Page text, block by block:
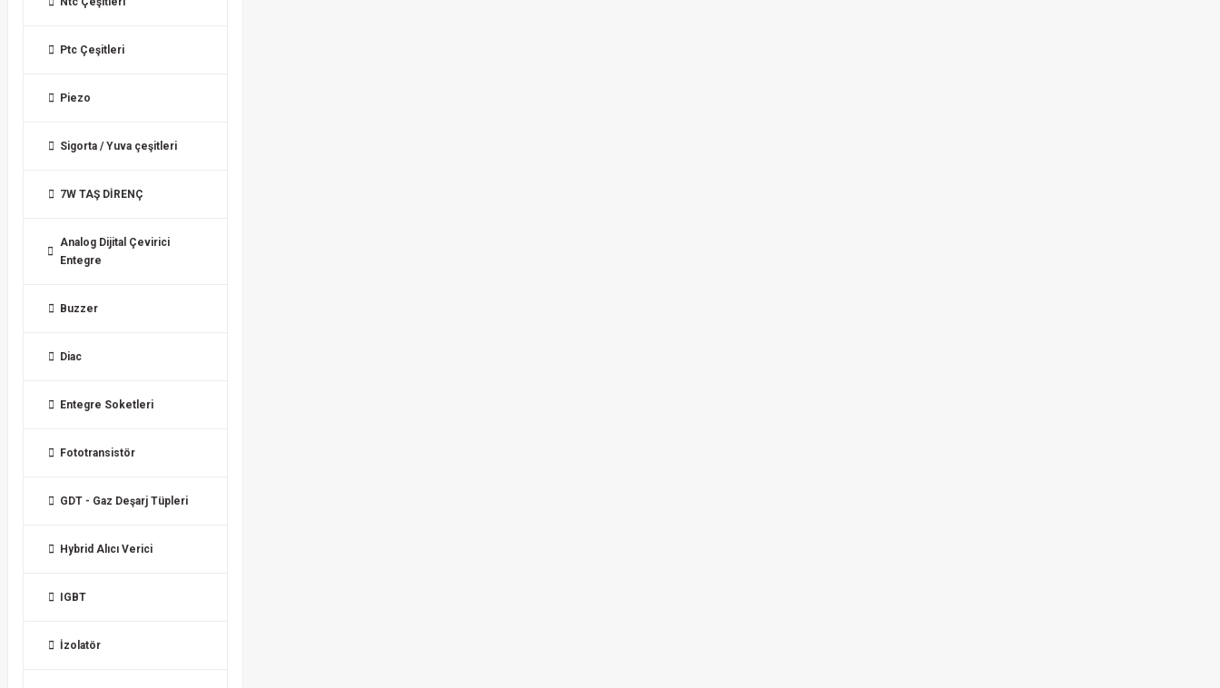
Ptc Çeşitleri
Piezo
Sigorta / Yuva çeşitleri
7W TAŞ DİRENÇ
Analog Dijital Çevirici
Entegre
Buzzer
Diac
Entegre Soketleri
Fototransistör
GDT - Gaz Deşarj Tüpleri
Hybrid Alıcı Verici
IGBT
İzolatör